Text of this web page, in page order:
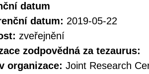
datum
datum: 2019-05-22
zveřejnění
zodpovědná za tezaurus:
organizace: Joint Research